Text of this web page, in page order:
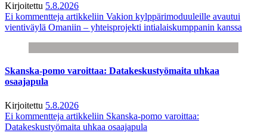
Kirjoitettu 5.8.2026
Ei kommentteja artikkeliin Vakion kylppärimoduuleille avautui
vientiväylä Omaniin – yhteisprojekti intialaiskumppanin kanssa
Skanska-pomo varoittaa: Datakeskustyömaita uhkaa
osaajapula
Kirjoitettu 5.8.2026
Ei kommentteja artikkeliin Skanska-pomo varoittaa:
Datakeskustyömaita uhkaa osaajapula